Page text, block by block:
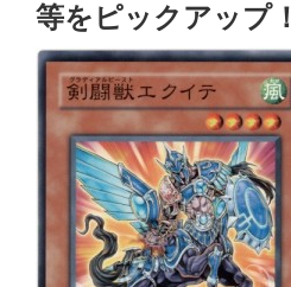
等をピックアップ！